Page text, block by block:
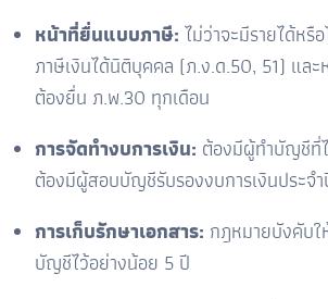
หน้าที่ยื่นแบบภาษี: ไม่ว่าจะมีรายได้ห
ภาษีเงินได้นิติบุคคล (ภ.ง.ด.50, 51) และ
ต้องยื่น ภ.พ.30 ทุกเดือน
การจัดทำงบการเงิน: ต้องมีผู้ทำบัญชีที่
ต้องมีผู้สอบบัญชีรับรองงบการเงินประจ
การเก็บรักษาเอกสาร: กฎหมายบังคับใ
บัญชีไว้อย่างน้อย 5ปี